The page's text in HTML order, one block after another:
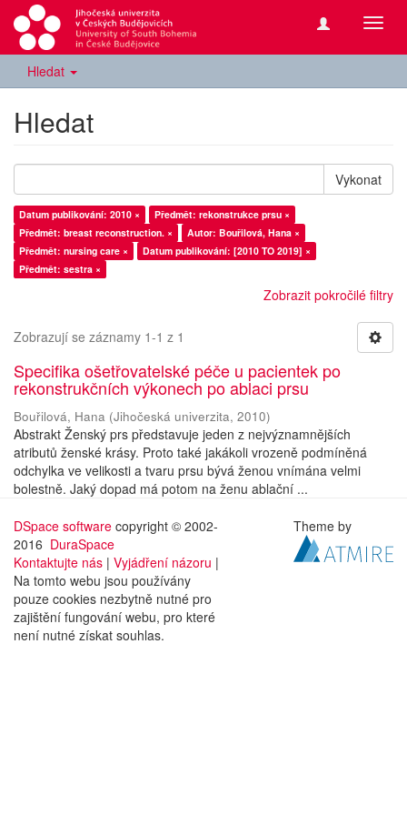
Hledat
Hledat
Vykonat
Datum publikování: 2010 ×
Předmět: rekonstrukce prsu ×
Předmět: breast reconstruction. ×
Autor: Bouřilová, Hana ×
Předmět: nursing care ×
Datum publikování: [2010 TO 2019] ×
Předmět: sestra ×
Zobrazit pokročilé filtry
Zobrazují se záznamy 1-1 z 1
Specifika ošetřovatelské péče u pacientek po
rekonstrukčních výkonech po ablaci prsu
Bouřilová, Hana (Jihočeská univerzita, 2010)
Abstrakt Ženský prs představuje jeden z nejvýznamnějších
atributů ženské krásy. Proto také jakákoli vrozeně podmíněná
odchylka ve velikosti a tvaru prsu bývá ženou vnímána velmi
bolestně. Jaký dopad má potom na ženu ablační ...
DSpace software copyright © 2002-
2016 DuraSpace
Kontaktujte nás | Vyjádření názoru |
Na tomto webu jsou používány
pouze cookies nezbytně nutné pro
zajištění fungování webu, pro které
není nutné získat souhlas.
Theme by